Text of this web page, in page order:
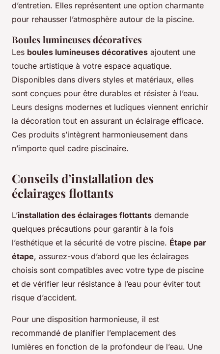
d’entretien. Elles représentent une option charmante
pour rehausser l’atmosphère autour de la piscine.
Boules lumineuses décoratives
Les boules lumineuses décoratives ajoutent une
touche artistique à votre espace aquatique.
Disponibles dans divers styles et matériaux, elles
sont conçues pour être durables et résister à l’eau.
Leurs designs modernes et ludiques viennent enrichir
la décoration tout en assurant un éclairage efficace.
Ces produits s’intègrent harmonieusement dans
n’importe quel cadre piscinaire.
Conseils d’installation des
éclairages flottants
L’installation des éclairages flottants demande
quelques précautions pour garantir à la fois
l’esthétique et la sécurité de votre piscine. Étape par
étape, assurez-vous d’abord que les éclairages
choisis sont compatibles avec votre type de piscine
et de vérifier leur résistance à l’eau pour éviter tout
risque d’accident.
Pour une disposition harmonieuse, il est
recommandé de planifier l’emplacement des
lumières en fonction de la profondeur de l’eau. Une